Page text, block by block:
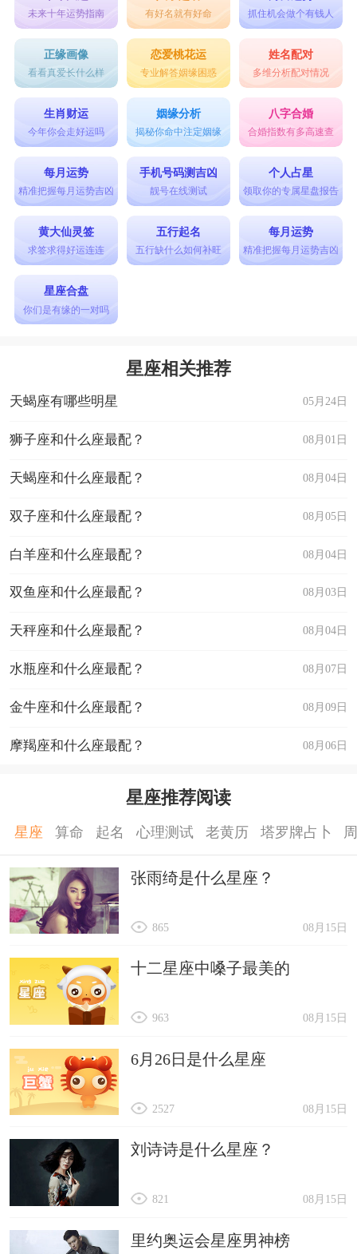
未来十年运势指南 有好名就有好命 抓住机会做个有钱人
正缘画像
看看真爱长什么样
恋爱桃花运
专业解答姻缘困惑
姓名配对
多维分析配对情况
生肖财运
今年你会走好运吗
姻缘分析
揭秘你命中注定姻缘
八字合婚
合婚指数有多高速查
每月运势
精准把握每月运势吉凶
手机号码测吉凶
靓号在线测试
个人占星
领取你的专属星盘报告
黄大仙灵签
求签求得好运连连
五行起名
五行缺什么如何补旺
每月运势
精准把握每月运势吉凶
星座合盘
你们是有缘的一对吗
星座相关推荐
05月24日
天蝎座有哪些明星
08月01日
狮子座和什么座最配？
08月04日
天蝎座和什么座最配？
08月05日
双子座和什么座最配？
08月04日
白羊座和什么座最配？
08月03日
双鱼座和什么座最配？
08月04日
天秤座和什么座最配？
08月07日
水瓶座和什么座最配？
08月09日
金牛座和什么座最配？
08月06日
摩羯座和什么座最配？
星座推荐阅读
星座 算命 起名 心理测试 老黄历 塔罗牌占卜
张雨绮是什么星座？
08月15日
865
十二星座中嗓子最美的
08月15日
963
6月26日是什么星座
08月15日
2527
刘诗诗是什么星座？
08月15日
821
里约奥运会星座男神榜